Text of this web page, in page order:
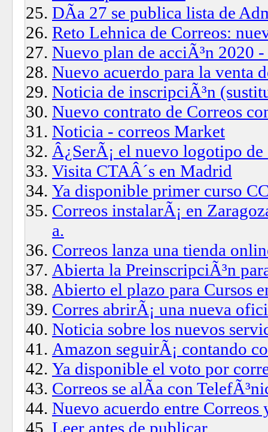
DÃ­a 27 se publica lista de
Reto Lehnica de Correos:
Nuevo plan de acciÃ³n 2020
Nuevo acuerdo para la venta
Noticia de inscripciÃ³n
Nuevo contrato de Correos
Noticia - correos Market
Â¿SerÃ¡ el nuevo logotipo
Visita CTAÂ´s en Madrid
Ya disponible primer curso
Correos instalarÃ¡ en
a.
Correos lanza una tienda
Abierta la PreinscripciÃ³n
Abierto el plazo para Cursos
Corres abrirÃ¡ una nueva
Noticia sobre los nuevos
Amazon seguirÃ¡ contando
Ya disponible el voto por
Correos se alÃ­a con
Nuevo acuerdo entre Correos
Leer antes de publicar